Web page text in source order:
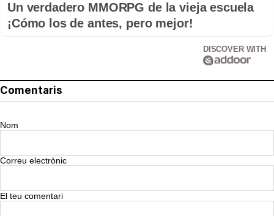
Un verdadero MMORPG de la vieja escuela
¡Cómo los de antes, pero mejor!
DISCOVER WITH
Comentaris
Nom
Correu electrònic
El teu comentari